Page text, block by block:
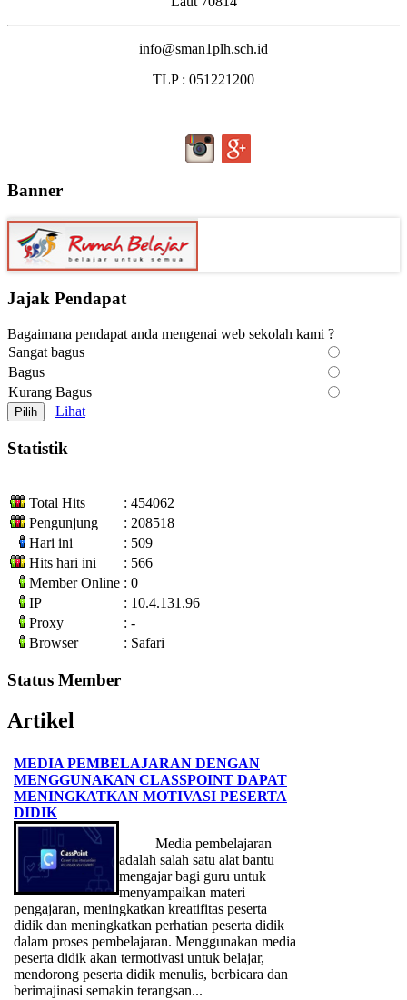
info@sman1plh.sch.id
TLP : 051221200
Banner
Jajak Pendapat
Bagaimana pendapat anda mengenai web sekolah kami ?
Sangat bagus
Bagus
Kurang Bagus
Lihat
Statistik
Total Hits
: 454062
Pengunjung
: 208518
Hari ini
: 509
Hits hari ini
: 566
Member Online : 0
IP
: 10.4.131.96
Proxy
: -
Browser
: Safari
Status Member
Artikel
MEDIA PEMBELAJARAN DENGAN
MENGGUNAKAN CLASSPOINT DAPAT
MENINGKATKAN MOTIVASI PESERTA
DIDIK
Media pembelajaran
adalah salah satu alat bantu
mengajar bagi guru untuk
menyampaikan materi
pengajaran, meningkatkan kreatifitas peserta
didik dan meningkatkan perhatian peserta didik
dalam proses pembelajaran. Menggunakan media
peserta didik akan termotivasi untuk belajar,
mendorong peserta didik menulis, berbicara dan
berimajinasi semakin terangsan...